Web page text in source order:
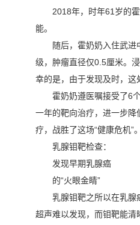
2018年，时年61岁的
能。
随后，霍奶奶入住武
级，肿瘤直径仅0.5厘米。
幸的是，由于发现及时，
霍奶奶遵医嘱接受了6
一年的靶向治疗，进一步
疗，战胜了这场“健康危机”。
乳腺钼靶检查：
发现早期乳腺癌
的“火眼金睛”
乳腺钼靶之所以在乳腺
超声难以发现，而钼靶能